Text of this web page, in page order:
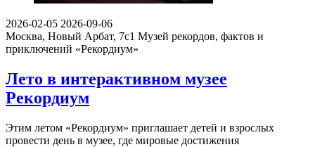
2026-02-05 2026-09-06
Москва, Новый Арбат, 7с1 Музей рекордов, фактов и
приключений «Рекордиум»
Лето в интерактивном музее
Рекордиум
Этим летом «Рекордиум» приглашает детей и взрослых
провести день в музее, где мировые достижения